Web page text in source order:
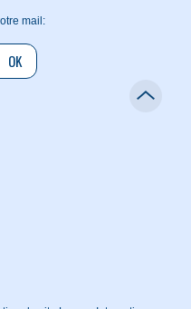
mail:
OK